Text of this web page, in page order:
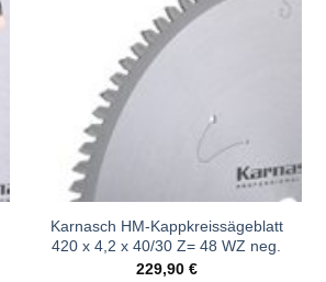
Karnasch HM-Kappkreissägeblatt
420 x 4,2 x 40/30 Z= 48 WZ neg.
229,90 €